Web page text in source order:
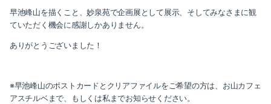
早池峰山を描くこと、妙泉苑で企画展として展示、そしてみなさまに観
ていただく機会に感謝しかありません。
ありがとうございました！
※早池峰山のポストカードとクリアファイルをご希望の方は、お山カフェ
アスチルベまで、もしくは私までお知らせください。